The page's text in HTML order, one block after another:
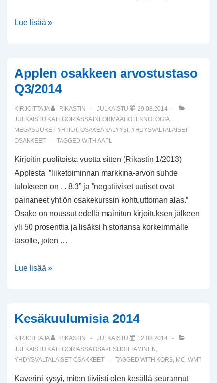
Microsoftin
Lue lisää »
Applen osakkeen arvostustaso
Q3/2014
KIRJOITTAJA RIKASTIN JULKAISTU
29.08.2014
JULKAISTU KATEGORIASSA INFORMAATIOTEKNOLOGIA,
MEGASUURET YHTIÖT, OSAKEANALYYSI , YHDYSVALTALAISET
OSAKKEET
TAGGED WITH AAPL
Kirjoitin puolitoista vuotta sitten (Rikastin 1/2013)
Applesta: ”liiketoiminnan markkina-arvon suhde
tulokseen on . . 8,3” ja ”negatiiviset uutiset ovat
painaneet yhtiön osakekurssin kohtuuttoman alas.”
Osake on noussut edellä mainitun kirjoituksen jälkeen
yli 50 prosenttia ja lisäksi historiansa korkeimmalle
tasolle, joten …
Applen
Lue lisää »
Kesäkuulumisia 2014
KIRJOITTAJA RIKASTIN JULKAISTU
12.08.2014
JULKAISTU KATEGORIASSAOSAKESIJOITTAMINEN ,
YHDYSVALTALAISET OSAKKEET
TAGGED WITH KORS, MC, WMT
Kaverini kysyi, miten tiiviisti olen kesällä seurannut